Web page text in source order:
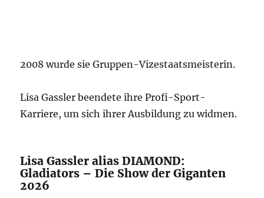
2008 wurde sie Gruppen-Vizestaatsmeisterin.
Lisa Gassler beendete ihre Profi-Sport-
Karriere, um sich ihrer Ausbildung zu widmen.
Lisa Gassler alias DIAMOND:
Gladiators – Die Show der Giganten
2026